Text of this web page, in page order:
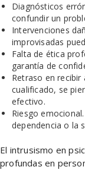
Diagnósticos
confundir un
Intervenciones
improvisadas
Falta de ética
garantía de
Retraso en recibir
cualificado, se
efectivo.
Riesgo
dependencia o la
El intrusismo en
profundas en